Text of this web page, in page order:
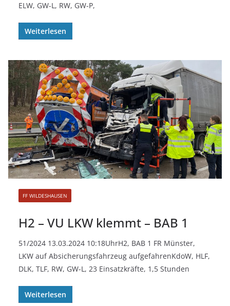
ELW, GW-L, RW, GW-P,
Weiterlesen
FF WILDESHAUSEN
H2 – VU LKW klemmt – BAB 1
51/2024 13.03.2024 10:18UhrH2, BAB 1 FR Münster,
LKW auf Absicherungsfahrzeug aufgefahrenKdoW, HLF,
DLK, TLF, RW, GW-L, 23 Einsatzkräfte, 1,5 Stunden
Weiterlesen